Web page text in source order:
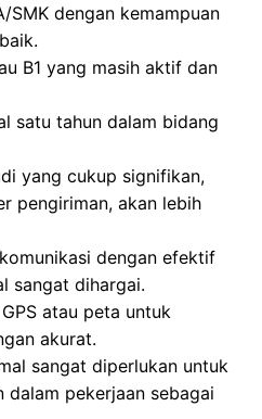
SMK dengan kemampuan
B1 yang masih aktif dan
satu tahun dalam bidang
yang cukup signifikan,
pengiriman, akan lebih
dengan efektif
sangat dihargai.
atau peta untuk
akurat.
sangat diperlukan untuk
dalam pekerjaan sebagai